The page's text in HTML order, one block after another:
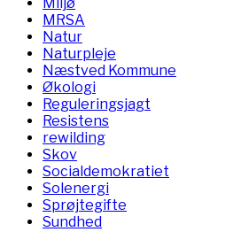
MRSA
Natur
Naturpleje
Næstved Kommune
Økologi
Reguleringsjagt
Resistens
rewilding
Skov
Socialdemokratiet
Solenergi
Sprøjtegifte
Sundhed